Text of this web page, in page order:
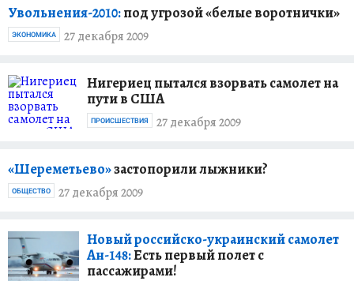
Увольнения-2010:под угрозой «белые воротнички»
27 декабря 2009
ЭКОНОМИКА
Нигериец пытался взорвать самолет на
пути в США
27 декабря 2009
ПРОИСШЕСТВИЯ
«Шереметьево»застопорили лыжники?
27 декабря 2009
ОБЩЕСТВО
Новый российско-украинский самолет
Ан-148:Есть первый полет с
пассажирами!